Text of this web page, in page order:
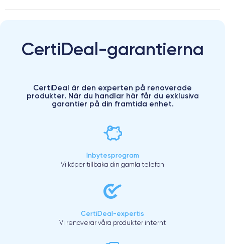
CertiDeal-garantierna
CertiDeal är den experten på renoverade
produkter. När du handlar här får du exklusiva
garantier på din framtida enhet.
Inbytesprogram
Vi köper tillbaka din gamla telefon
CertiDeal-expertis
Vi renoverar våra produkter internt